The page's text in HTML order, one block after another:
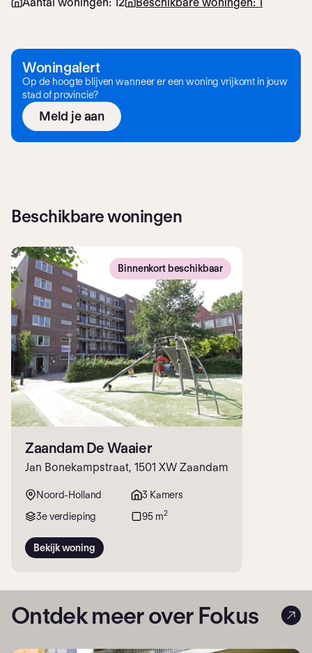
Woningalert
Op de hoogte blijven wanneer er een woning vrijkomt in jouw
stad of provincie?
Meld je aan
Beschikbare woningen
Binnenkort beschikbaar
Zaandam De Waaier
Jan Bonekampstraat, 1501 XW Zaandam
Noord-Holland
3 Kamers
3e verdieping
95 m2
Bekijk woning
Ontdek meer over Fokus